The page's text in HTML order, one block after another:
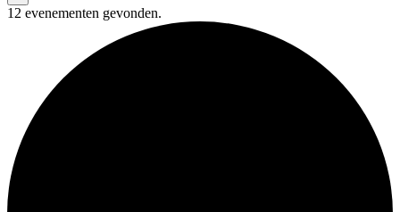
12 evenementen gevonden.